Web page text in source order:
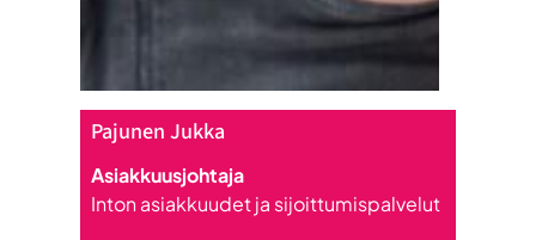
Pajunen Jukka
Asiakkuusjohtaja
Inton asiakkuudet ja sijoittumispalvelut